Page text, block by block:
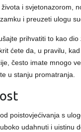
i svjetonazorom,
i preuzeti ulogu
prihvatiti to kao
ćete da, u pravilu,
često imate mnogo
u stanju promatranja.
poistovjećivanja s
udahnuti i uistinu